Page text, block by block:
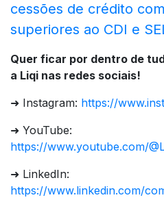
cessões de crédito
superiores ao CDI e
Quer ficar por dentro de
a Liqi nas redes sociais!
➜ Instagram: https://
➜ YouTube:
https://www.youtube.com/
➜ LinkedIn:
https://www.linkedin.com/